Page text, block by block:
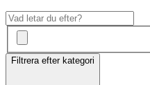
Filtrera efter kategori